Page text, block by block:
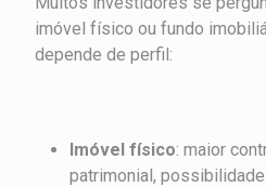
imóvel físico ou fundo
depende de perfil:
Imóvel físico: maior
patrimonial,